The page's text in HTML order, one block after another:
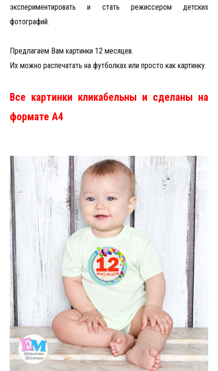
экспериментировать и стать режиссером детских
фотографий.
Предлагаем Вам картинки 12 месяцев.
Их можно распечатать на футболках или просто как картинку.
Все картинки кликабельны и сделаны на
формате А4